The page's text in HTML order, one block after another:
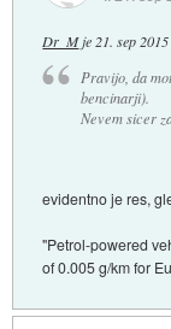
Dr_Mje 21. sep
Pravijo, da
bencinarji).
Nevem sicer
evidentno je res,
"Petrol-powered
of 0.005 g/km for